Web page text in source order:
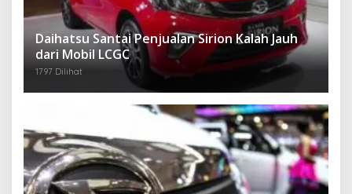
Daihatsu Santai Penjualan Sirion Kalah Jauh
dari Mobil LCGC
1797 Dilihat